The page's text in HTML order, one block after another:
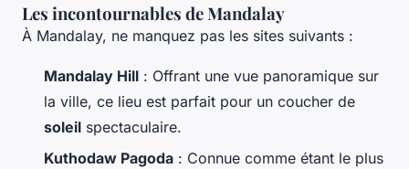
Les incontournables de Mandalay
À Mandalay, ne manquez pas les sites suivants :
Mandalay Hill : Offrant une vue panoramique sur
la ville, ce lieu est parfait pour un coucher de
soleil spectaculaire.
Kuthodaw Pagoda : Connue comme étant le plus